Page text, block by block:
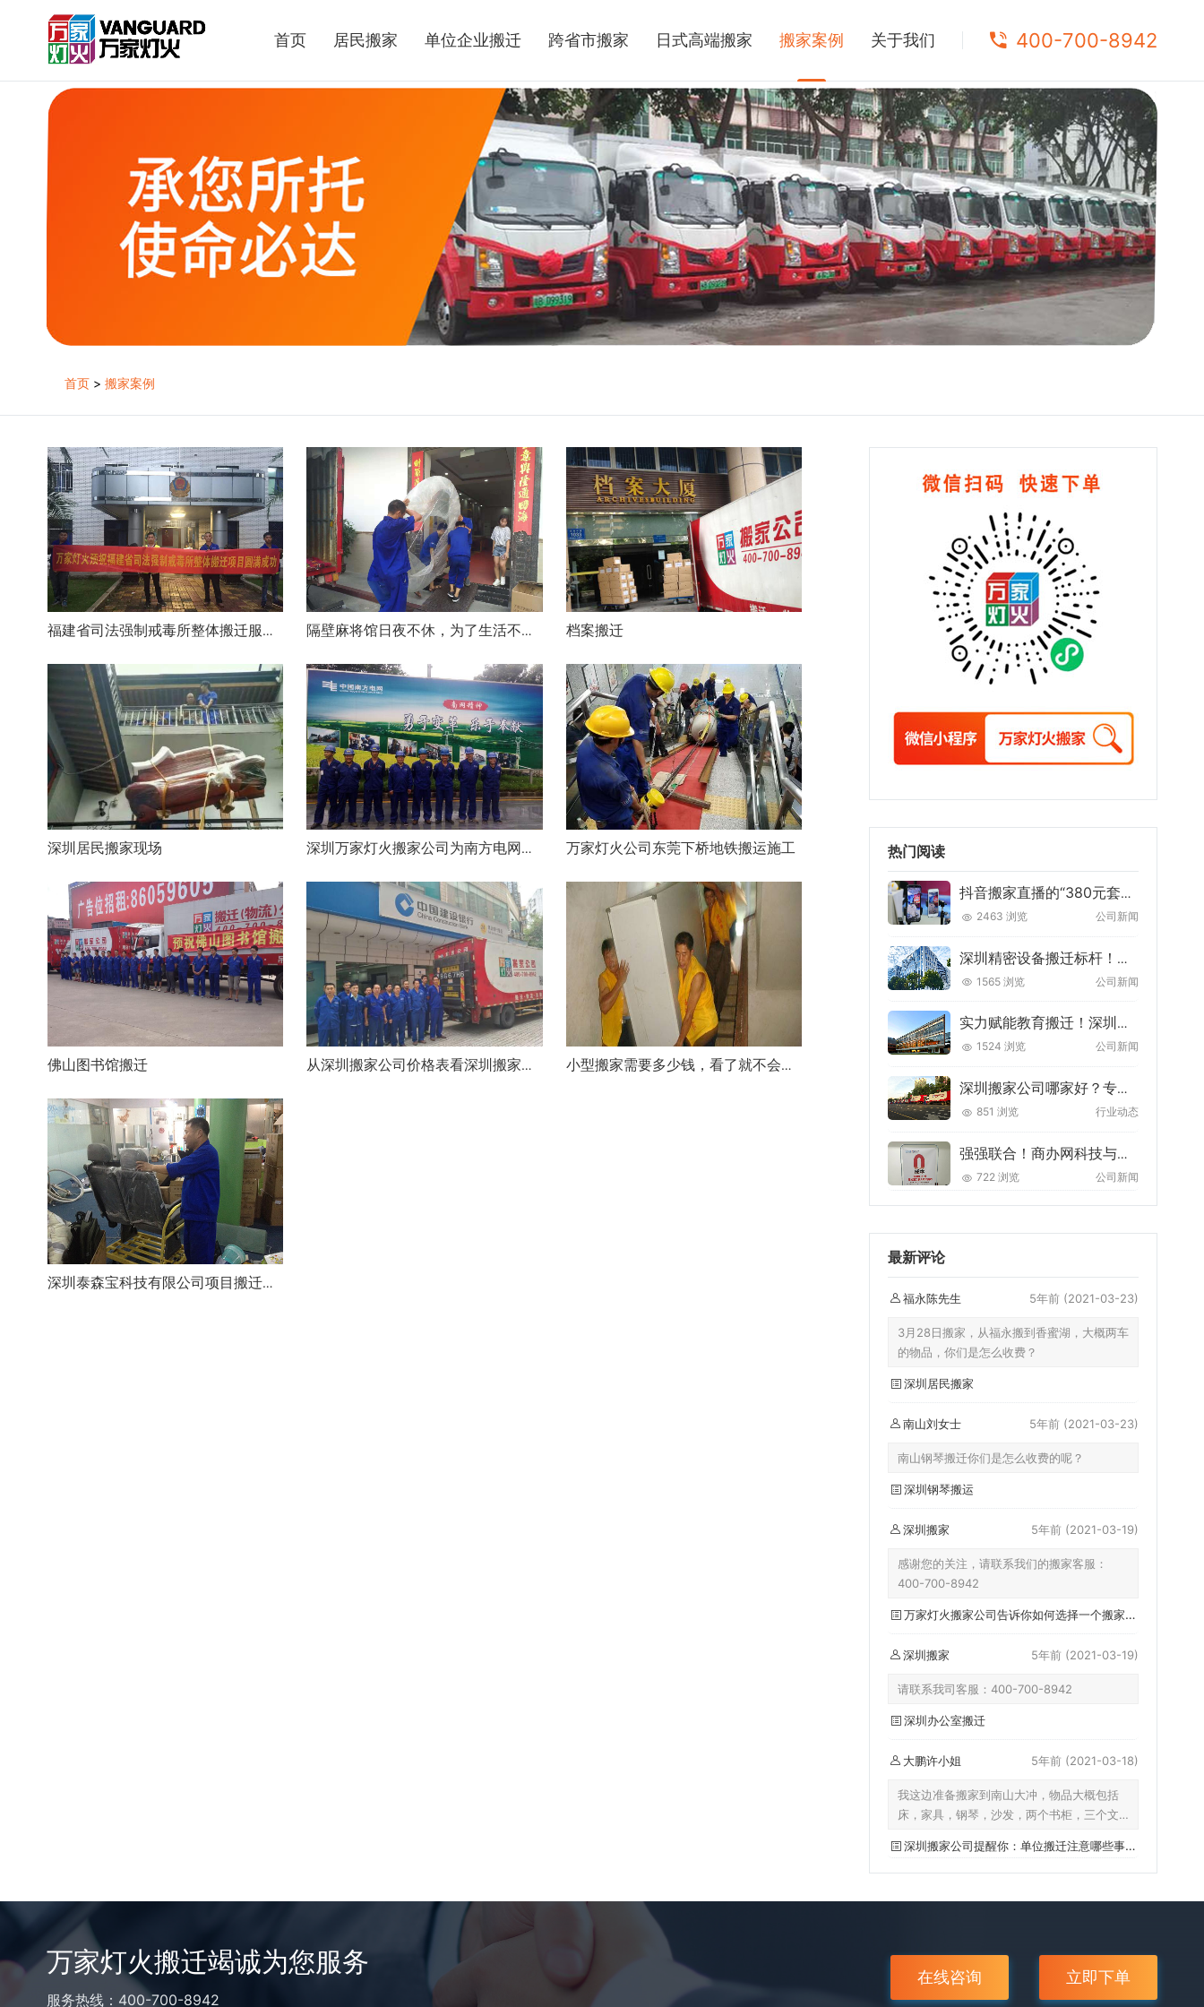
400-700-8942
首页 居民搬家 单位企业搬迁 跨省市搬家 日式高端搬家 搬家案例 关于我们
首页 > 搬家案例
福建省司法强制戒毒所整体搬迁服务项目 隔壁麻将馆日夜不休，为了生活不得不找搬家公司！ 档案搬迁
深圳居民搬家现场 深圳万家灯火搬家公司为南方电网搬迁成功 万家灯火公司东莞下桥地铁搬运施工
佛山图书馆搬迁 从深圳搬家公司价格表看深圳搬家行情 小型搬家需要多少钱，看了就不会吃亏！
深圳泰森宝科技有限公司项目搬迁完成
热门阅读
抖音搬家直播的“380元套餐”背后，藏着多少搬家人的血泪陷阱？
2463 浏览 公司新闻
深圳精密设备搬迁标杆！万家灯火圆满完成深圳欣界能源搬迁项目
1565 浏览 公司新闻
实力赋能教育搬迁！深圳万家灯火搬迁圆满完成天津大学佐治亚理工深圳学院搬迁项目
1524 浏览 公司新闻
深圳搬家公司哪家好？专业搬迁服务就选万家灯火搬家！
851 浏览 行业动态
强强联合！商办网科技与万家灯火科技达成战略合作，共筑企业服务新生态
722 浏览 公司新闻
最新评论
福永陈先生 5年前 (2021-03-23)
3月28日搬家，从福永搬到香蜜湖，大概两车
的物品，你们是怎么收费？
深圳居民搬家
南山刘女士 5年前 (2021-03-23)
南山钢琴搬迁你们是怎么收费的呢？
深圳钢琴搬运
深圳搬家 5年前 (2021-03-19)
感谢您的关注，请联系我们的搬家客服：
400-700-8942
万家灯火搬家公司告诉你如何选择一个搬家公司
深圳搬家 5年前 (2021-03-19)
请联系我司客服：400-700-8942
深圳办公室搬迁
大鹏许小姐 5年前 (2021-03-18)
我这边准备搬家到南山大冲，物品大概包括
床，家具，钢琴，沙发，两个书柜，三个文
品，大概多少钱？
深圳搬家公司提醒你：单位搬迁注意哪些事项？
万家灯火搬迁竭诚为您服务
服务热线：400-700-8942
在线咨询 立即下单